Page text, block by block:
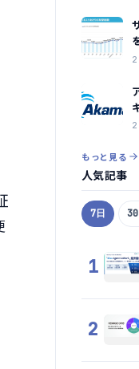
もっと見る
人気記事
7日
1
2